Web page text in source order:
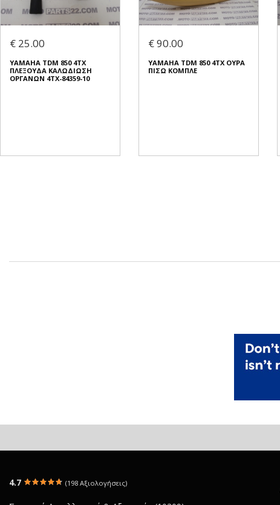
€ 25.00
YAMAHA TDM 850 4TX
ΠΛΕΞΟΥΔΑ ΚΑΛΩΔΙΩΣΗ
ΟΡΓΑΝΩΝ 4TX-84359-10
€ 90.00
YAMAHA TDM 850 4TX ΟΥΡΑ
ΠΙΣΩ ΚΟΜΠΛΕ
4.7 (198 Αξιολογήσεις)